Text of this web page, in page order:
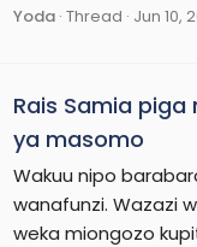
Yoda Thread Jun 10,
Rais Samia
ya masomo
Wakuu nipo
wanafunzi. Wazazi
weka miongozo